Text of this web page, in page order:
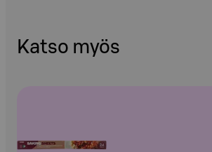
Katso myös